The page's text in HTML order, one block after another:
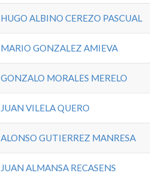
HUGO ALBINO CEREZO PASCUAL
MARIO GONZALEZ AMIEVA
GONZALO MORALES MERELO
JUAN VILELA QUERO
ALONSO GUTIERREZ MANRESA
JUAN ALMANSA RECASENS